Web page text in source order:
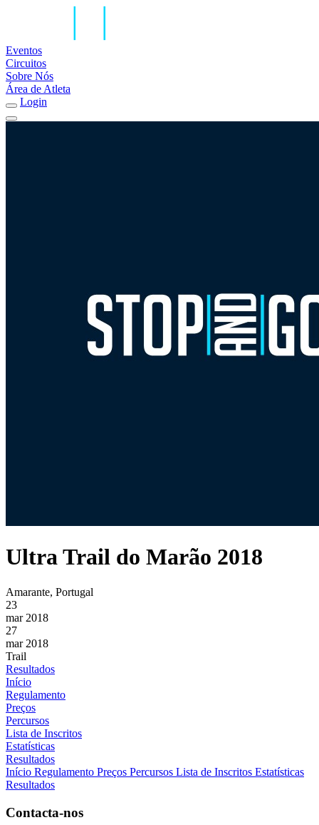
Eventos
Circuitos
Sobre Nós
Área de Atleta
Login
Ultra Trail do Marão 2018
Amarante, Portugal
23
mar 2018
27
mar 2018
Trail
Resultados
Início
Regulamento
Preços
Percursos
Lista de Inscritos
Estatísticas
Resultados
Início Regulamento Preços Percursos Lista de Inscritos Estatísticas
Resultados
Contacta-nos